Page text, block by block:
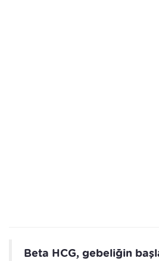
Beta HCG, gebeliğin